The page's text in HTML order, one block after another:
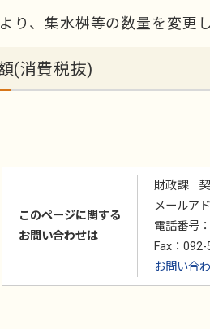
り、集水桝等の数量を変更
(消費税抜)
このページに関する
お問い合わせは
財政課 契
メールア
電話番号：
Fax：
お問い合